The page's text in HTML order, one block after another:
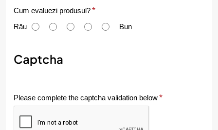
C
u
e
l
Cum evaluezi produsul?
Rău
Bun
Captcha
Please complete the captcha validation below